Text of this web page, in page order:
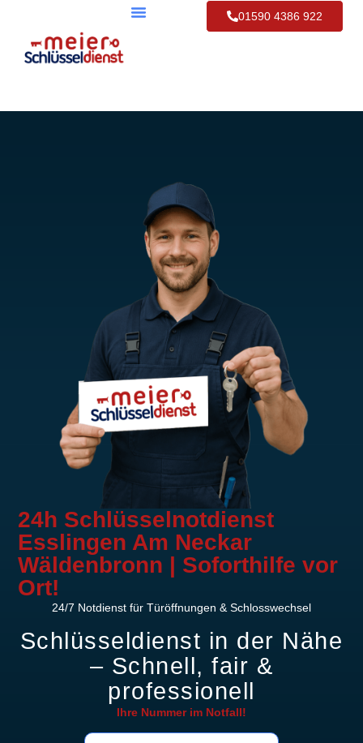
01590 4386 922
24h Schlüsselnotdienst
Esslingen Am Neckar
Wäldenbronn | Soforthilfe vor
Ort!
24/7 Notdienst für Türöffnungen & Schlosswechsel
Schlüsseldienst in der Nähe
– Schnell, fair &
professionell
Ihre Nummer im Notfall!